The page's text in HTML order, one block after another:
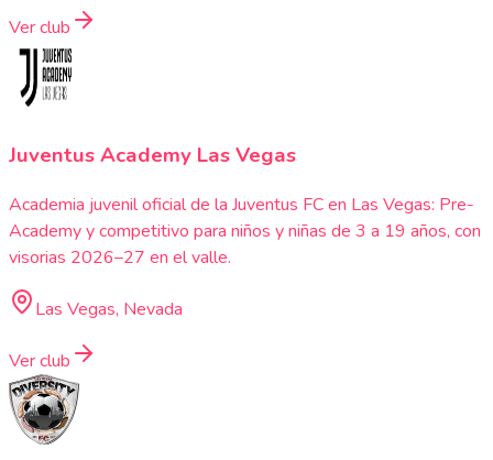
Ver club
Juventus Academy Las Vegas
Academia juvenil oficial de la Juventus FC en Las Vegas: Pre-
Academy y competitivo para niños y niñas de 3 a 19 años, con
visorias 2026–27 en el valle.
Las Vegas, Nevada
Ver club